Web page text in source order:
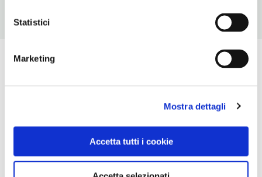
Statistici
Marketing
Mostra dettagli
Accetta tutti i cookie